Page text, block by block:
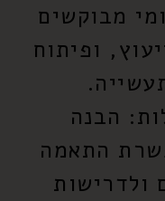
מבוקשים
ופיתוח
הבנה
התאמה
ולדרישות